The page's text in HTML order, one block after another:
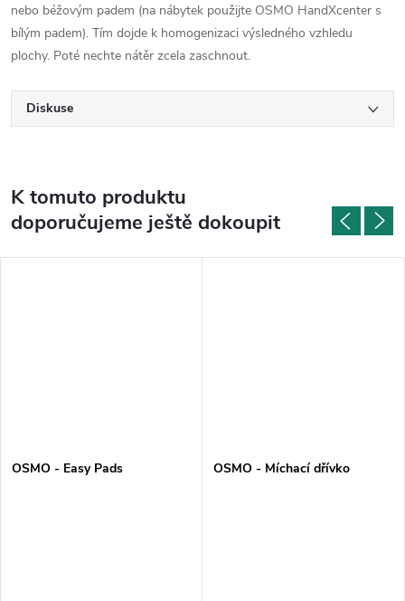
nebo béžovým padem (na nábytek použijte OSMO HandXcenter s
bílým padem). Tím dojde k homogenizaci výsledného vzhledu
plochy. Poté nechte nátěr zcela zaschnout.
Diskuse
K tomuto produktu
doporučujeme ještě dokoupit
OSMO - Easy Pads OSMO - Míchací dřívko